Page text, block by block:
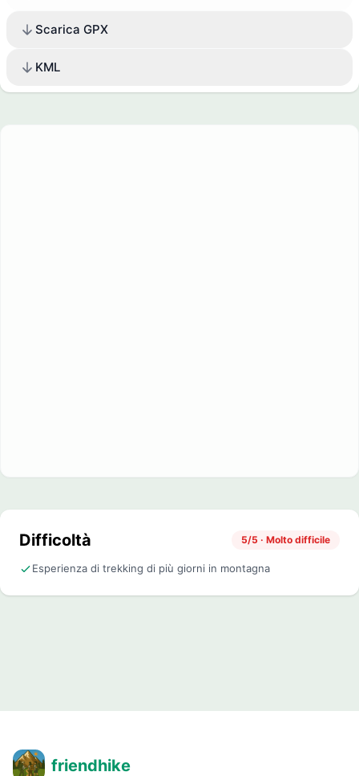
Scarica GPX
KML
Difficoltà 5/5 · Molto difficile
Esperienza di trekking di più giorni in montagna
friendhike